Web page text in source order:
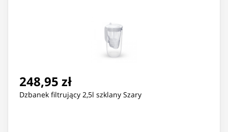
248,95 zł
Dzbanek filtrujący 2,5l szklany Szary